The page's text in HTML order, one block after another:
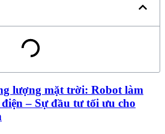
lượng mặt trời: Robot làm
– Sự đầu tư tối ưu cho